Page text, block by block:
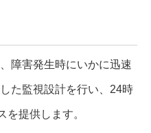
障害発生時にいかに迅速
た監視設計を行い、24時
を提供します。